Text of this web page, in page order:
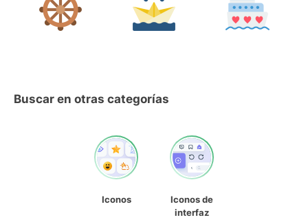
Buscar en otras categorías
Iconos
Iconos de
interfaz